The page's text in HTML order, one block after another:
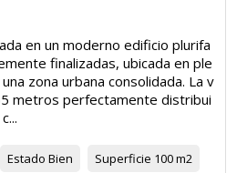
en un moderno edificio plurifa
finalizadas, ubicada en ple
zona urbana consolidada. La v
metros perfectamente distribui
Estado Bien Superficie 100 m2